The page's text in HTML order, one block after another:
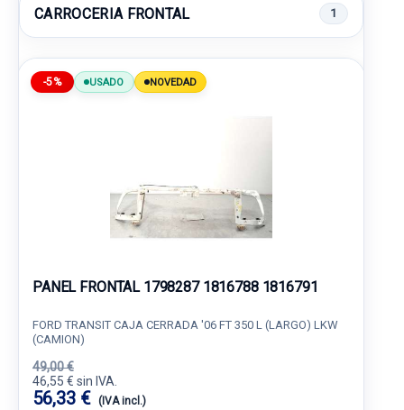
CARROCERIA FRONTAL 1
-5% USADO NOVEDAD
PANEL FRONTAL 1798287 1816788 1816791
FORD TRANSIT CAJA CERRADA '06 FT 350 L (LARGO) LKW
(CAMION)
49,00 €
46,55 € sin IVA.
56,33 € (IVA incl.)